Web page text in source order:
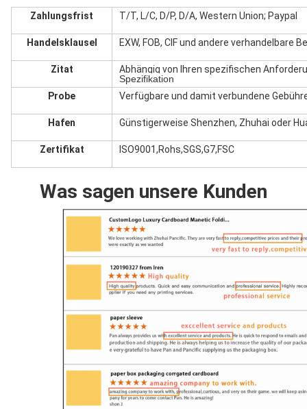
Zahlungsfrist T/T, L/C, D/P, D/A, Western Union; Paypal
Handelsklausel EXW, FOB, CIF und andere verhandelbare
Zitat
Abhängig von Ihren spezifischen
Spezifikation
Probe
Verfügbare und damit verbundene
Hafen Günstigerweise Shenzhen, Zhuhai oder
Zertifikat ISO9001,Rohs,SGS,G7,FSC
Was sagen unsere Kunden